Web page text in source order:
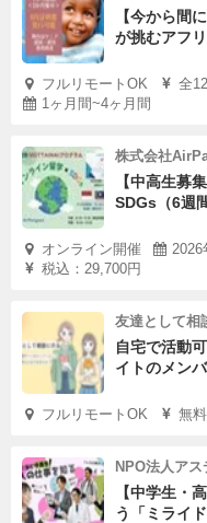
【今から間
が挑むアフ
フルリモートOK
全
1ヶ月間~4ヶ月間
株式会社
【中高生募
SDGs（6週間
オンライン開催
2026
税込：29,700円
友達として相
自宅で活動
イトのメン
フルリモートOK 無料
NPO法人ア
【中学生・
う「ミライ